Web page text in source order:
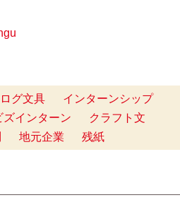
グ文具
インターンシップ
ズインターン
クラフト文
地元企業 残紙